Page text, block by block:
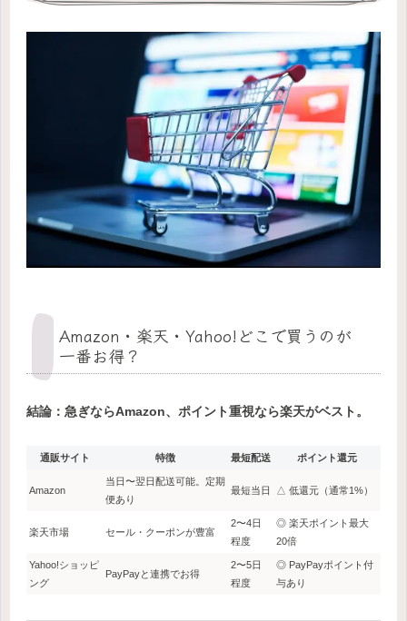
Amazon・楽天・Yahoo!どこで買うのが
一番お得？
結論：急ぎならAmazon、ポイント重視なら楽天がベスト。
通販サイト 特徴 最短配送 ポイント還元
Amazon
当日〜翌日配送可能。定期
便あり
最短当日 △ 低還元（通常1%）
楽天市場 セール・クーポンが豊富
2〜4日
程度
◎ 楽天ポイント最大
20倍
Yahoo!ショッピ
ング
PayPayと連携でお得
2〜5日
程度
◎ PayPayポイント付
与あり